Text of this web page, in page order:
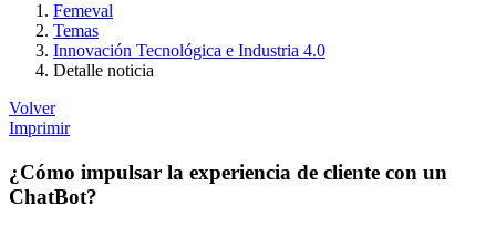
Femeval
Temas
Innovación Tecnológica e Industria 4.0
Detalle noticia
Volver
Imprimir
¿Cómo impulsar la experiencia de cliente con un
ChatBot?